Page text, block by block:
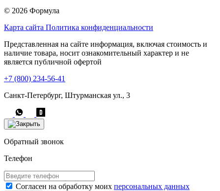
© 2026 Формула
Карта сайта Политика конфиденциальности
Представленная на сайте информация, включая стоимость и
наличие товара, носит ознакомительный характер и не
является публичной офертой
+7 (800) 234-56-41
Санкт-Петербург, Штурманская ул., 3
Обратный звонок
Телефон
Согласен на обработку моих персональных данных